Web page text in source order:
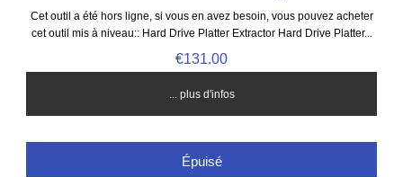
Cet outil a été hors ligne, si vous en avez besoin, vous pouvez acheter
cet outil mis à niveau:: Hard Drive Platter Extractor Hard Drive Platter...
€131.00
... plus d'infos
Épuisé